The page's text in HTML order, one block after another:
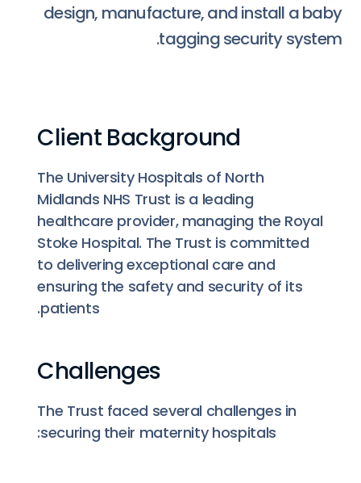
design, manufacture, and install a baby
tagging security system.
Client Background
The University Hospitals of North
Midlands NHS Trust is a leading
healthcare provider, managing the Royal
Stoke Hospital. The Trust is committed
to delivering exceptional care and
ensuring the safety and security of its
patients.
Challenges
The Trust faced several challenges in
securing their maternity hospitals: